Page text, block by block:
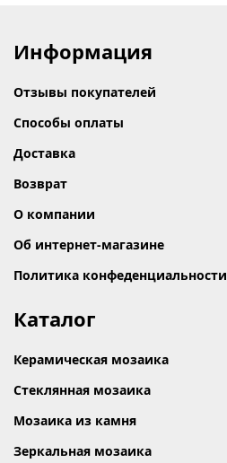
Информация
Отзывы покупателей
Способы оплаты
Доставка
Возврат
О компании
Об интернет-магазине
Политика конфеденциальности
Каталог
Керамическая мозаика
Стеклянная мозаика
Мозаика из камня
Зеркальная мозаика